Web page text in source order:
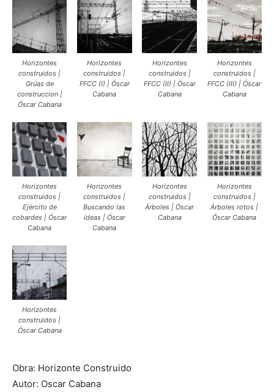
Horizontes
construidos |
Grúas de
construccion |
Óscar Cabana
Horizontes
construidos |
FFCC (I) | Óscar
Cabana
Horizontes
construidos |
FFCC (II) | Óscar
Cabana
Horizontes
construidos |
FFCC (III) | Óscar
Cabana
Horizontes
construidos |
Ejército de
cobardes | Óscar
Cabana
Horizontes
construidos |
Buscando las
ideas | Óscar
Cabana
Horizontes
construidos |
Árboles | Óscar
Cabana
Horizontes
construidos |
Árboles rotos |
Óscar Cabana
Horizontes
construidos |
Óscar Cabana
Obra: Horizonte Construido
Autor: Oscar Cabana